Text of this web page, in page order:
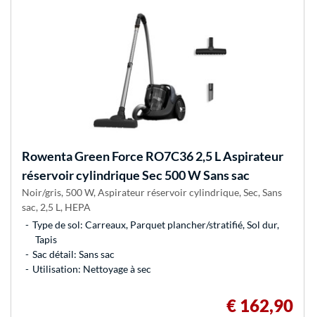
RowentaGreen Force RO7C36 2,5 L Aspirateur
réservoir cylindrique Sec 500 W Sans sac
Noir/gris, 500 W, Aspirateur réservoir cylindrique, Sec, Sans
sac, 2,5 L, HEPA
Type de sol: Carreaux, Parquet plancher/stratifié, Sol dur,
Tapis
Sac détail: Sans sac
Utilisation: Nettoyage à sec
€ 162,90